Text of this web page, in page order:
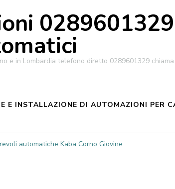
e in Lombardia telefono diretto 0289601329 chiama
E INSTALLAZIONE DI AUTOMAZIONI PER
automatiche Kaba Corno Giovine